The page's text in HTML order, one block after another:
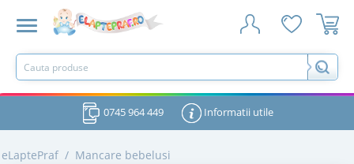
0745 964 449 Informatii utile
eLaptePraf / Mancare bebelusi